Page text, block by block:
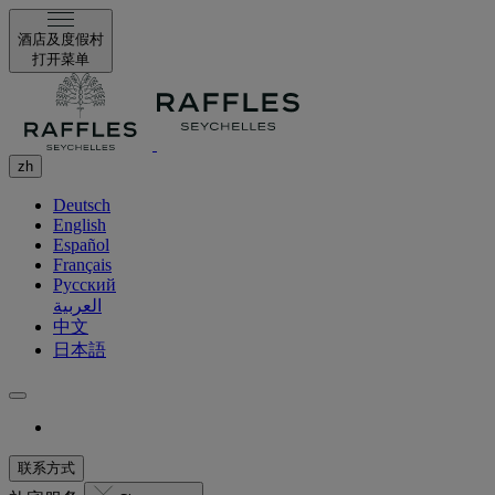
酒店及度假村
打开菜单
zh
Deutsch
English
Español
Français
Русский
العربية
中文
日本語
联系方式